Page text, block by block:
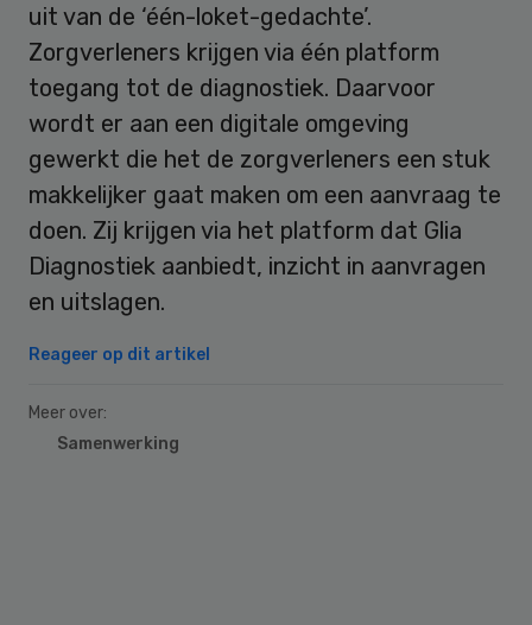
uit van de ‘één-loket-gedachte’.
Zorgverleners krijgen via één platform
toegang tot de diagnostiek. Daarvoor
wordt er aan een digitale omgeving
gewerkt die het de zorgverleners een stuk
makkelijker gaat maken om een aanvraag te
doen. Zij krijgen via het platform dat Glia
Diagnostiek aanbiedt, inzicht in aanvragen
en uitslagen.
Reageer op dit artikel
Meer over:
Samenwerking